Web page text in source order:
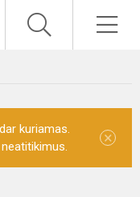
kuriamas.
×